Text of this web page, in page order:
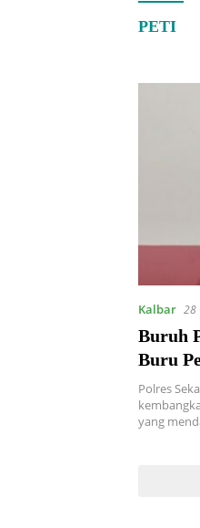
PETI
Kalbar 28
Buruh
Buru
Ilegal
Polres
yang